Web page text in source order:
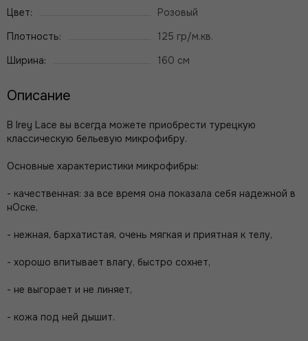
Цвет:
Розовый
Плотность:
125 гр/м.кв.
Ширина:
160 см
Описание
В Irey Lace вы всегда можете приобрести турецкую
классическую бельевую микрофибру.
Основные характеристики микрофибры:
- качественная: за все время она показала себя надежной в
нОске,
- нежная, бархатистая, очень мягкая и приятная к телу,
- хорошо впитывает влагу, быстро сохнет,
- не выгорает и не линяет,
- кожа под ней дышит.